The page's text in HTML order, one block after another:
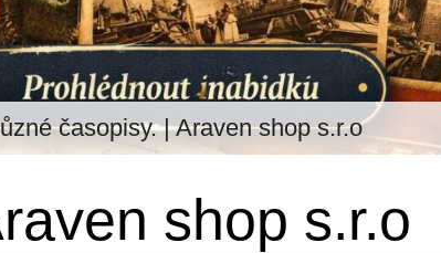
časopisy. | Araven shop s.r.o
shop s.r.o